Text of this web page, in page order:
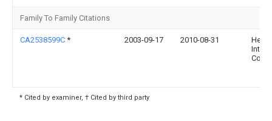
Family To Family Citations
CA2538599C * 2003-09-17 2010-08-31
* Cited by examiner, † Cited by third party